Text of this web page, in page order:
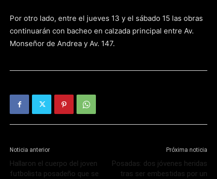
Por otro lado, entre el jueves 13 y el sábado 15 las obras
continuarán con bacheo en calzada principal entre Av.
Monseñor de Andrea y Av. 147.
Noticia anterior
Hallaron el cuerpo del joven
futbolista posadeño que se
Próxima noticia
Posadas: dos jóvenes heridas
tras ser embestidas por un